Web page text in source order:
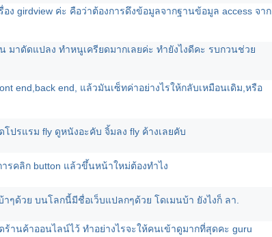
ง girdview ค่ะ คือว่าต้องการดึงข้อมูลจากฐานข้อมูล access จาก
น มาดัดแปลง ทำหนูเครียดมากเลยค่ะ ทำยังไงดีคะ รบกวนช่วย
end,back end, แล้วมันเซ็ทค่าอย่างไรให้กลับเหมือนเดิม,หรือ
โปรแรม fly ดูหนังอะคับ จิ้มลง fly ค้างเลยคับ
ารคลิก button แล้วขึ้นหน้าใหม่ต้องทำไง
ๆด้วย บนโลกนี้มีชื่อเว็บแปลกๆด้วย โดเมนบ้า ยังไงก็ ลา.
ร้านค้าออนไลน์ไว้ ทำอย่างไรจะให้คนเข้าดูมากที่สุดคะ guru